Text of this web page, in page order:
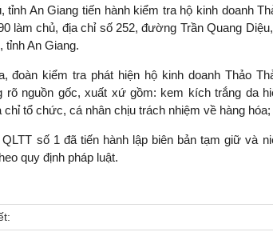
tỉnh An Giang tiến hành kiểm tra hộ kinh doanh
làm chủ, địa chỉ số 252, đường Trần Quang
tỉnh An Giang.
đoàn kiểm tra phát hiện hộ kinh doanh Thảo
rõ nguồn gốc, xuất xứ gồm: kem kích trắng da
chỉ tổ chức, cá nhân chịu trách nhiệm về hàng
số 1 đã tiến hành lập biên bản tạm giữ và
quy định pháp luật.
Đức Độ - Phó Viện trưởng
đang được tiến hành như tăng
đầu tư cho khoa học công